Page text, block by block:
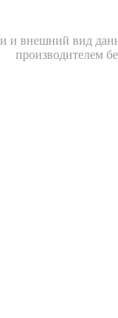
и внешний вид
производителем